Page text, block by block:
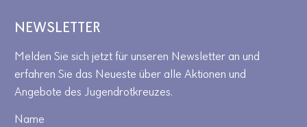
NEWSLETTER
Melden Sie sich jetzt für unseren Newsletter an und
erfahren Sie das Neueste über alle Aktionen und
Angebote des Jugendrotkreuzes.
Name